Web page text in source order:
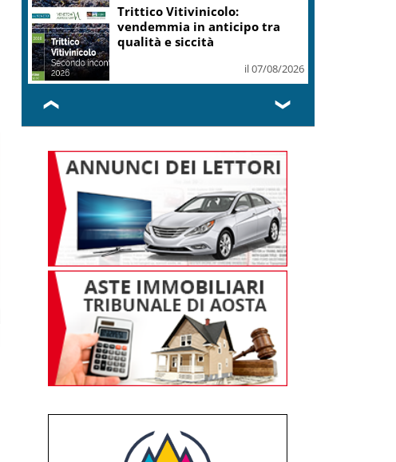
Trittico Vitivinicolo:
vendemmia in anticipo tra
qualità e siccità
il 07/08/2026
❮ ❯